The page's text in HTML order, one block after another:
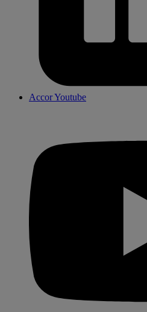
Accor Youtube